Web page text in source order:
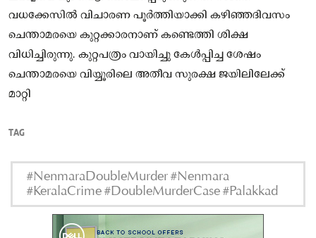
വധക്കേസിൽ വിചാരണ പൂർത്തിയാക്കി കഴിഞ്ഞദിവസം
ചെന്താമരയെ കുറ്റക്കാരനാണ് കണ്ടെത്തി ശിക്ഷ
വിധിച്ചിരുന്നു. കുറ്റപത്രം വായിച്ചു കേൾപ്പിച്ച ശേഷം
ചെന്താമരയെ വിയ്യൂരിലെ അതീവ സുരക്ഷ ജയിലിലേക്ക്
മാറ്റി
TAG
#NenmaraDoubleMurder #Nenmara
#KeralaCrime #DoubleMurderCase #Palakkad